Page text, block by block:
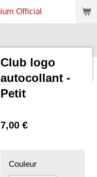
Club logo
autocollant -
Petit
7,00 €
Couleur